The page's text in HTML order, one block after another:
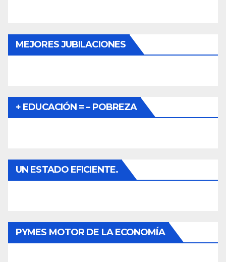
MEJORES JUBILACIONES
+ EDUCACIÓN = – POBREZA
UN ESTADO EFICIENTE.
PYMES MOTOR DE LA ECONOMÍA